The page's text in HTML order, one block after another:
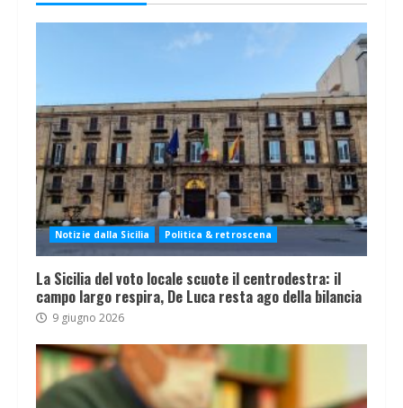
Notizie dalla Sicilia Politica & retroscena
La Sicilia del voto locale scuote il centrodestra: il
campo largo respira, De Luca resta ago della bilancia
9 giugno 2026